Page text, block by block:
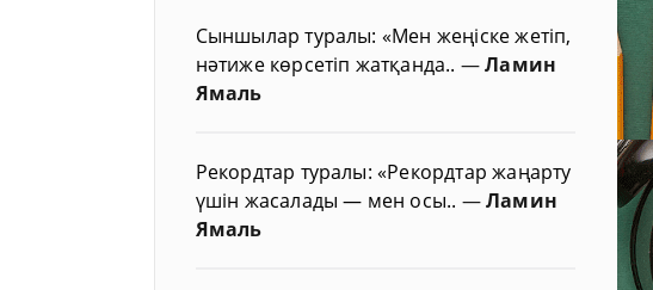
Сыншылар туралы: «Мен жеңіске жетіп,
нәтиже көрсетіп жатқанда.. —Ламин
Ямаль
Рекордтар туралы: «Рекордтар жаңарту
үшін жасалады — мен осы.. —Ламин
Ямаль